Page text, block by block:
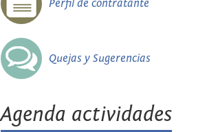
Perfil de contratante
Quejas y Sugerencias
Agenda actividades